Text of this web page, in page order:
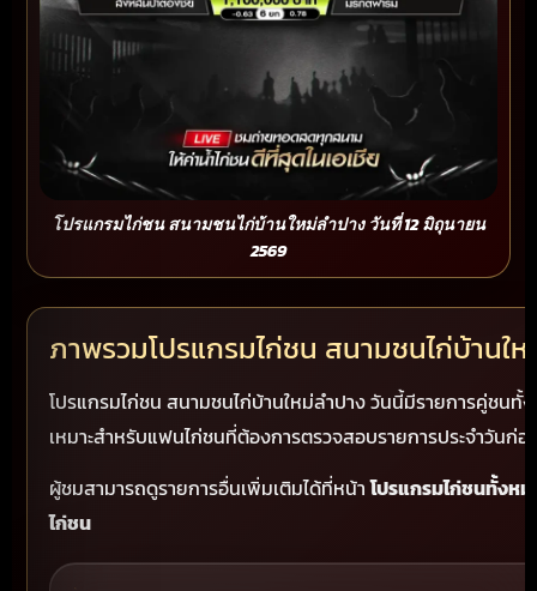
โปรแกรมไก่ชน สนามชนไก่บ้านใหม่ลำปาง วันที่ 12 มิถุนายน
2569
ภาพรวมโปรแกรมไก่ชน สนามชนไก่บ้านใ
โปรแกรมไก่ชน สนามชนไก่บ้านใหม่ลำปาง วันนี้มีรายการคู่ชน
เหมาะสำหรับแฟนไก่ชนที่ต้องการตรวจสอบรายการประจำวันก่
ผู้ชมสามารถดูรายการอื่นเพิ่มเติมได้ที่หน้าโปรแกรมไก่ชนทั้งห
ไก่ชน